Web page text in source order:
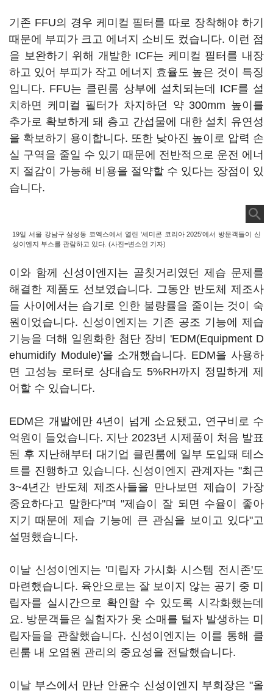
기존 FFU의 경우 케미컬 필터를 따로 장착해야 하기
때문에 부피가 크고 에너지 소비도 컸습니다. 이런 점
을 보완하기 위해 개발한 ICF는 케미컬 필터를 내장
하고 있어 부피가 작고 에너지 효율도 높은 것이 특징
입니다. FFU는 클린룸 상부에 설치되는데 ICF를 설
치하면 케미컬 필터가 차지하던 약 300mm 높이를
추가로 확보하게 돼 층고 간섭물에 대한 설치 유연성
을 확보하기 용이합니다. 또한 낮아진 높이로 압력 손
실 구역을 줄일 수 있기 때문에 전반적으로 운전 에너
지 절감이 가능해 비용을 절약할 수 있다는 장점이 있
습니다.
19일 서울 강남구 삼성동 코엑스에서 열린 '세미콘 코리아 2025'에서 방문객들이 신
성이엔지 부스를 관람하고 있다. (사진=변소인 기자)
이와 함께 신성이엔지는 골칫거리였던 제습 문제를
해결한 제품도 선보였습니다. 그동안 반도체 제조사
들 사이에서는 습기로 인한 불량률을 줄이는 것이 숙
원이었습니다. 신성이엔지는 기존 공조 기능에 제습
기능을 더해 일원화한 첨단 장비 'EDM(Equipment D
ehumidify Module)'을 소개했습니다. EDM을 사용하
면 고성능 로터로 상대습도 5%RH까지 정밀하게 제
어할 수 있습니다.
EDM은 개발에만 4년이 넘게 소요됐고, 연구비로 수
억원이 들었습니다. 지난 2023년 시제품이 처음 발표
된 후 지난해부터 대기업 클린룸에 일부 도입돼 테스
트를 진행하고 있습니다. 신성이엔지 관계자는 "최근
3~4년간 반도체 제조사들을 만나보면 제습이 가장
중요하다고 말한다"며 "제습이 잘 되면 수율이 좋아
지기 때문에 제습 기능에 큰 관심을 보이고 있다"고
설명했습니다.
이날 신성이엔지는 '미립자 가시화 시스템 전시존'도
마련했습니다. 육안으로는 잘 보이지 않는 공기 중 미
립자를 실시간으로 확인할 수 있도록 시각화했는데
요. 방문객들은 실험자가 옷 소매를 털자 발생하는 미
립자들을 관찰했습니다. 신성이엔지는 이를 통해 클
린룸 내 오염원 관리의 중요성을 전달했습니다.
이날 부스에서 만난 안윤수 신성이엔지 부회장은 "올